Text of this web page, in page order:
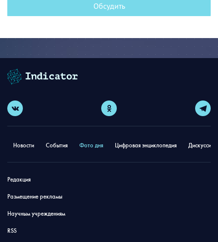
Обсудить
Новости События Фото дня Цифровая энциклопедия
Редакция
Размещение рекламы
Научным учреждениям
RSS